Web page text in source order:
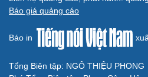
Báo giá quảng cáo
Báo in
Tổng Biên tập: NGÔ THIỆU PHONG